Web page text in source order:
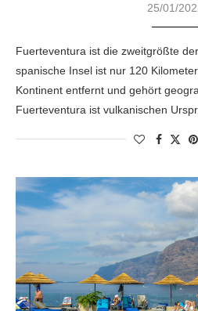
25/01/
Fuerteventura ist die zweitgrößte
spanische Insel ist nur 120
Kontinent entfernt und gehört
Fuerteventura ist vulkanischen